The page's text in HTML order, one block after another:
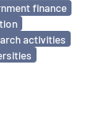
finance
activities